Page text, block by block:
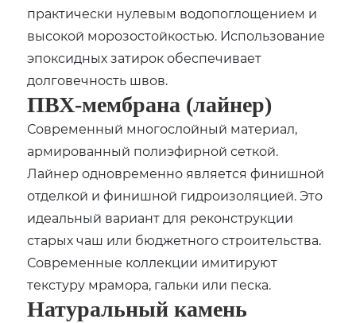
практически нулевым водопоглощением и
высокой морозостойкостью. Использование
эпоксидных затирок обеспечивает
долговечность швов.
ПВХ-мембрана (лайнер)
Современный многослойный материал,
армированный полиэфирной сеткой.
Лайнер одновременно является финишной
отделкой и финишной гидроизоляцией. Это
идеальный вариант для реконструкции
старых чаш или бюджетного строительства.
Современные коллекции имитируют
текстуру мрамора, гальки или песка.
Натуральный камень